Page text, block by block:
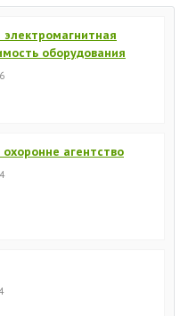
электромагнитная
оборудования
охоронне агентство